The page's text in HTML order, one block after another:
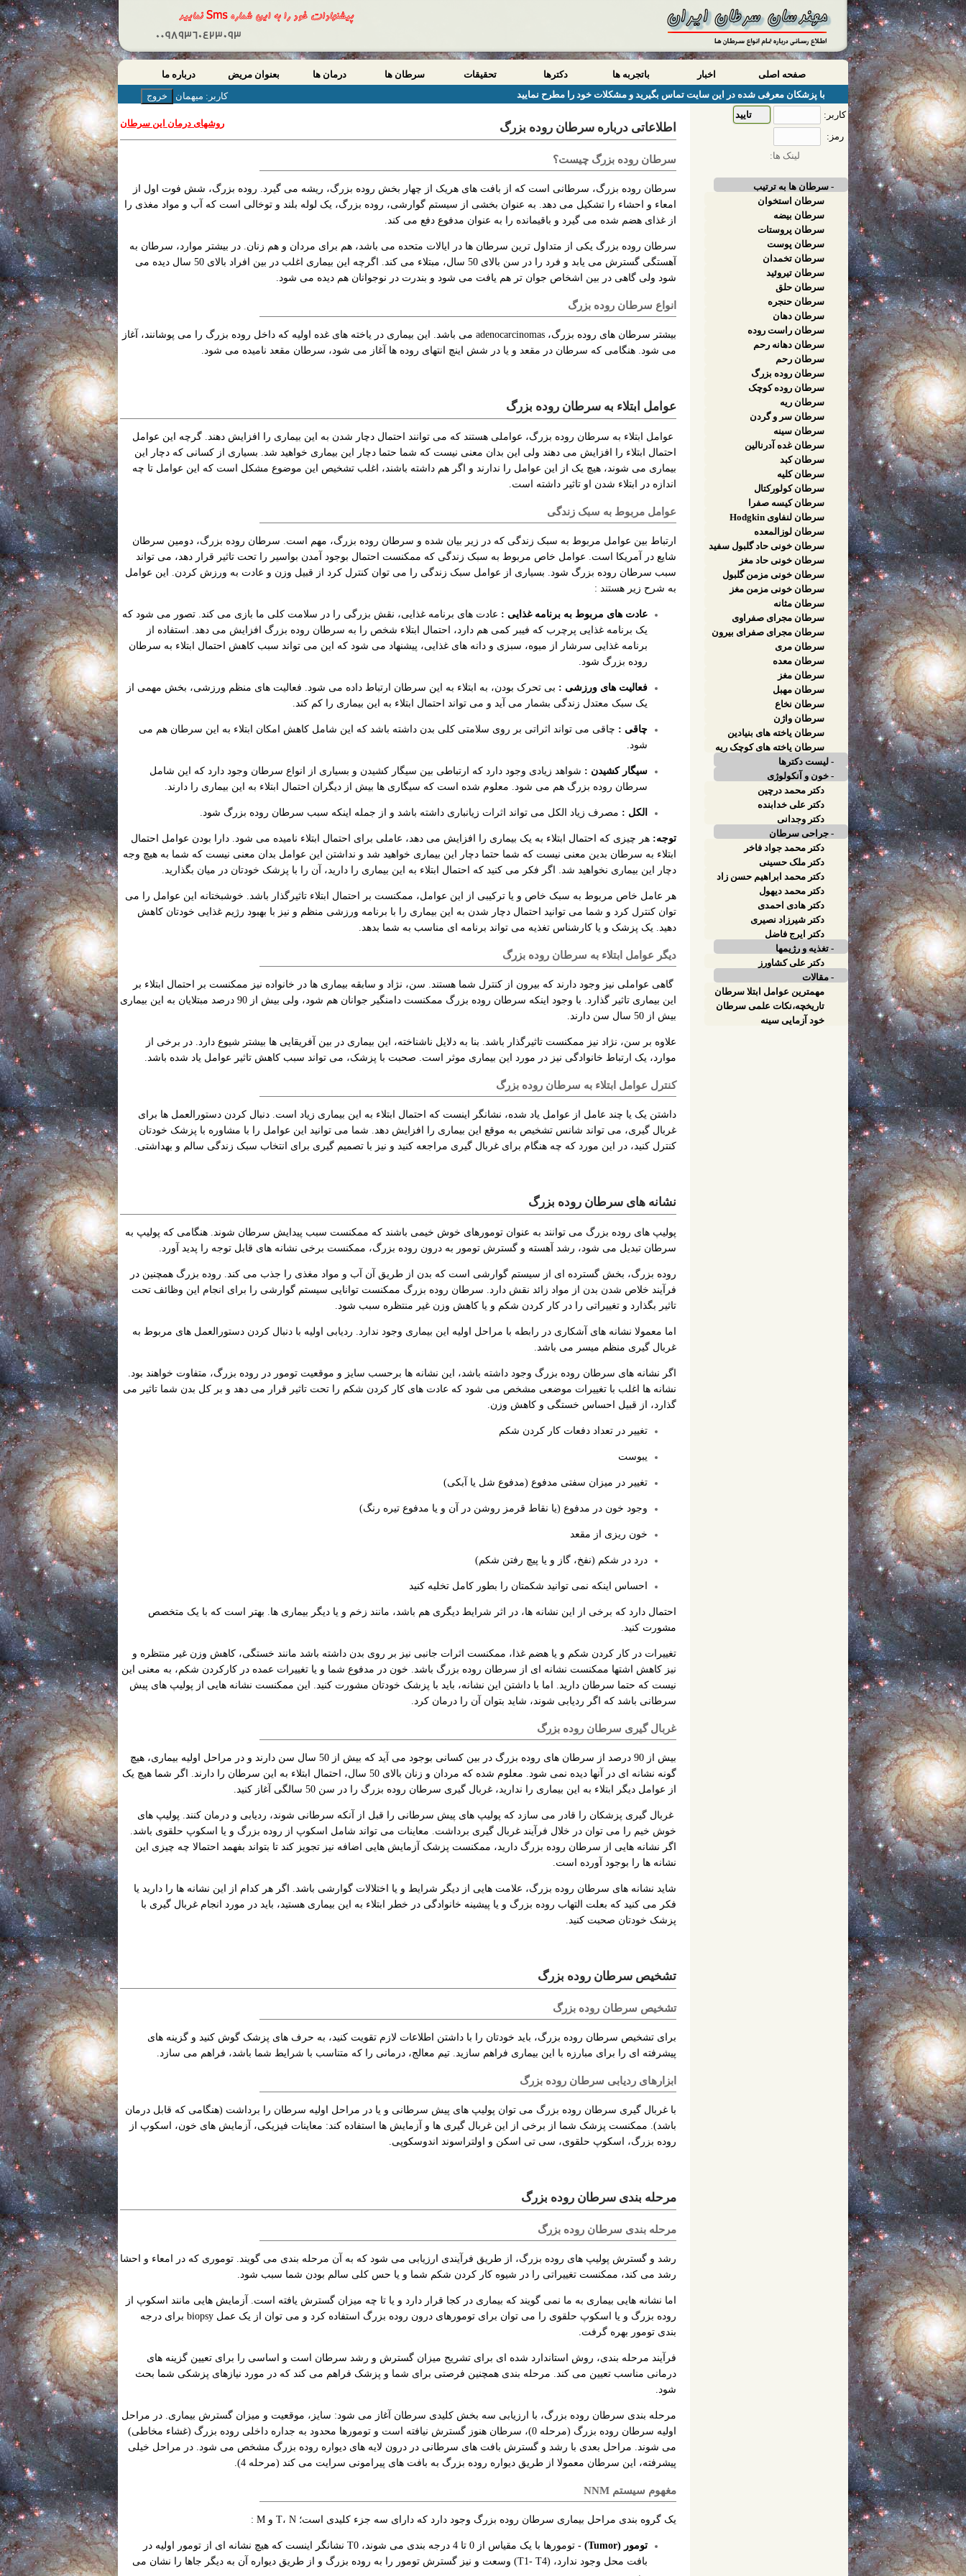
صفحه اصلی اخبار باتجربه ها دکترها تحقیقات سرطان ها درمان ها بعنوان مریض درباره ما
کاربر: میهمان با پزشکان معرفی شده در این سایت تماس بگیرید و مشکلات خود را مطرح نمایید
روشهای درمان این سرطان اطلاعاتی درباره سرطان روده بزرگ
سرطان روده بزرگ چیست؟
سرطان روده بزرگ، سرطانی است که از بافت های هریک از چهار بخش روده بزرگ، ریشه می گیرد. روده بزرگ، شش فوت اول از
امعاء و احشاء را تشکیل می دهد. به عنوان بخشی از سیستم گوارشی، روده بزرگ، یک لوله بلند و توخالی است که آب و مواد مغذی را
از غذای هضم شده می گیرد و باقیمانده را به عنوان مدفوع دفع می کند.
سرطان روده بزرگ یکی از متداول ترین سرطان ها در ایالات متحده می باشد، هم برای مردان و هم زنان. در بیشتر موارد، سرطان به
آهستگی گسترش می یابد و فرد را در سن بالای 50 سال، مبتلاء می کند. اگرچه این بیماری اغلب در بین افراد بالای 50 سال دیده می
شود ولی گاهی در بین اشخاص جوان تر هم یافت می شود و بندرت در نوجوانان هم دیده می شود.
انواع سرطان روده بزرگ
بیشتر سرطان های روده بزرگ، adenocarcinomas می باشد. این بیماری در یاخته های غده اولیه که داخل روده بزرگ را می پوشانند، آغاز
می شود. هنگامی که سرطان در مقعد و یا در شش اینچ انتهای روده ها آغاز می شود، سرطان مقعد نامیده می شود.
عوامل ابتلاء به سرطان روده بزرگ
عوامل ابتلاء به سرطان روده بزرگ، عواملی هستند که می توانند احتمال دچار شدن به این بیماری را افزایش دهند. گرچه این عوامل
احتمال ابتلاء را افزایش می دهند ولی این بدان معنی نیست که شما حتما دچار این بیماری خواهید شد. بسیاری از کسانی که دچار این
بیماری می شوند، هیچ یک از این عوامل را ندارند و اگر هم داشته باشند، اغلب تشخیص این موضوع مشکل است که این عوامل تا چه
اندازه در ابتلاء شدن او تاثیر داشته است.
عوامل مربوط به سبک زندگی
ارتباط بین عوامل مربوط به سبک زندگی که در زیر بیان شده و سرطان روده بزرگ، مهم است. سرطان روده بزرگ، دومین سرطان
شایع در آمریکا است. عوامل خاص مربوط به سبک زندگی که ممکنست احتمال بوجود آمدن بواسیر را تحت تاثیر قرار دهد، می تواند
سبب سرطان روده بزرگ شود. بسیاری از عوامل سبک زندگی را می توان کنترل کرد از قبیل وزن و عادت به ورزش کردن. این عوامل
به شرح زیر هستند :
عادت های مربوط به برنامه غذایی : عادت های برنامه غذایی، نقش بزرگی را در سلامت کلی ما بازی می کند. تصور می شود که
یک برنامه غذایی پرچرب که فیبر کمی هم دارد، احتمال ابتلاء شخص را به سرطان روده بزرگ افزایش می دهد. استفاده از
برنامه غذایی سرشار از میوه، سبزی و دانه های غذایی، پیشنهاد می شود که این می تواند سبب کاهش احتمال ابتلاء به سرطان
روده بزرگ شود.
فعالیت های ورزشی : بی تحرک بودن، به ابتلاء به این سرطان ارتباط داده می شود. فعالیت های منظم ورزشی، بخش مهمی از
یک سبک معتدل زندگی بشمار می آید و می تواند احتمال ابتلاء به این بیماری را کم کند.
چاقی : چاقی می تواند اثراتی بر روی سلامتی کلی بدن داشته باشد که این شامل کاهش امکان ابتلاء به این سرطان هم می
شود.
سیگار کشیدن : شواهد زیادی وجود دارد که ارتباطی بین سیگار کشیدن و بسیاری از انواع سرطان وجود دارد که این شامل
سرطان روده بزرگ هم می شود. معلوم شده است که سیگاری ها بیش از دیگران احتمال ابتلاء به این بیماری را دارند.
الکل : مصرف زیاد الکل می تواند اثرات زیانباری داشته باشد و از جمله اینکه سبب سرطان روده بزرگ شود.
توجه: هر چیزی که احتمال ابتلاء به یک بیماری را افزایش می دهد، عاملی برای احتمال ابتلاء نامیده می شود. دارا بودن عوامل احتمال
ابتلاء به سرطان بدین معنی نیست که شما حتما دچار این بیماری خواهید شد و نداشتن این عوامل بدان معنی نیست که شما به هیچ وجه
دچار این بیماری نخواهید شد. اگر فکر می کنید که احتمال ابتلاء به این بیماری را دارید، آن را با پزشک خودتان در میان بگذارید.
هر عامل خاص مربوط به سبک خاص و یا ترکیبی از این عوامل، ممکنست بر احتمال ابتلاء تاثیرگذار باشد. خوشبختانه این عوامل را می
توان کنترل کرد و شما می توانید احتمال دچار شدن به این بیماری را با برنامه ورزشی منظم و نیز با بهبود رژیم غذایی خودتان کاهش
دهید. یک پزشک و یا کارشناس تغذیه می تواند برنامه ای مناسب به شما بدهد.
دیگر عوامل ابتلاء به سرطان روده بزرگ
گاهی عواملی نیز وجود دارند که بیرون از کنترل شما هستند. سن، نژاد و سابقه بیماری ها در خانواده نیز ممکنست بر احتمال ابتلاء بر
این بیماری تاثیر گذارد. با وجود اینکه سرطان روده بزرگ ممکنست دامنگیر جوانان هم شود، ولی بیش از 90 درصد مبتلایان به این بیماری
بیش از 50 سال سن دارند.
علاوه بر سن، نژاد نیز ممکنست تاثیرگذار باشد. بنا به دلایل ناشناخته، این بیماری در بین آفریقایی ها بیشتر شیوع دارد. در برخی از
موارد، یک ارتباط خانوادگی نیز در مورد این بیماری موثر است. صحبت با پزشک، می تواند سبب کاهش تاثیر عوامل یاد شده باشد.
کنترل عوامل ابتلاء به سرطان روده بزرگ
داشتن یک یا چند عامل از عوامل یاد شده، نشانگر اینست که احتمال ابتلاء به این بیماری زیاد است. دنبال کردن دستورالعمل ها برای
غربال گیری، می تواند شانس تشخیص به موقع این بیماری را افزایش دهد. شما می توانید این عوامل را با مشاوره با پزشک خودتان
کنترل کنید، در این مورد که چه هنگام برای غربال گیری مراجعه کنید و نیز با تصمیم گیری برای انتخاب سبک زندگی سالم و بهداشتی.
نشانه های سرطان روده بزرگ
پولیپ های روده بزرگ می توانند به عنوان تومورهای خوش خیمی باشند که ممکنست سبب پیدایش سرطان شوند. هنگامی که پولیپ به
سرطان تبدیل می شود، رشد آهسته و گسترش تومور به درون روده بزرگ، ممکنست برخی نشانه های قابل توجه را پدید آورد.
روده بزرگ، بخش گسترده ای از سیستم گوارشی است که بدن از طریق آن آب و مواد مغذی را جذب می کند. روده بزرگ همچنین در
فرآیند خلاص شدن بدن از مواد زائد نقش دارد. سرطان روده بزرگ ممکنست توانایی سیستم گوارشی را برای انجام این وظائف تحت
تاثیر بگذارد و تغییراتی را در کار کردن شکم و یا کاهش وزن غیر منتظره سبب شود.
اما معمولا نشانه های آشکاری در رابطه با مراحل اولیه این بیماری وجود ندارد. ردیابی اولیه با دنبال کردن دستورالعمل های مربوط به
غربال گیری منظم میسر می باشد.
اگر نشانه های سرطان روده بزرگ وجود داشته باشد، این نشانه ها برحسب سایز و موقعیت تومور در روده بزرگ، متفاوت خواهند بود.
نشانه ها اغلب با تغییرات موضعی مشخص می شود که عادت های کار کردن شکم را تحت تاثیر قرار می دهد و بر کل بدن شما تاثیر می
گذارد، از قبیل احساس خستگی و کاهش وزن.
تغییر در تعداد دفعات کار کردن شکم
یبوست
تغییر در میزان سفتی مدفوع (مدفوع شل یا آبکی)
وجود خون در مدفوع (یا نقاط قرمز روشن در آن و یا مدفوع تیره رنگ)
خون ریزی از مقعد
درد در شکم (نفخ، گاز و یا پیچ رفتن شکم)
احساس اینکه نمی توانید شکمتان را بطور کامل تخلیه کنید
احتمال دارد که برخی از این نشانه ها، در اثر شرایط دیگری هم باشد، مانند زخم و یا دیگر بیماری ها. بهتر است که با یک متخصص
مشورت کنید.
تغییرات در کار کردن شکم و یا هضم غذا، ممکنست اثرات جانبی نیز بر روی بدن داشته باشد مانند خستگی، کاهش وزن غیر منتظره و
نیز کاهش اشتها ممکنست نشانه ای از سرطان روده بزرگ باشد. خون در مدفوع شما و یا تغییرات عمده در کارکردن شکم، به معنی این
نیست که حتما سرطان دارید. اما با داشتن این نشانه، باید با پزشک خودتان مشورت کنید. این ممکنست نشانه هایی از پولیپ های پیش
سرطانی باشد که اگر ردیابی شوند، شاید بتوان آن را درمان کرد.
غربال گیری سرطان روده بزرگ
بیش از 90 درصد از سرطان های روده بزرگ در بین کسانی بوجود می آید که بیش از 50 سال سن دارند و در مراحل اولیه بیماری، هیچ
گونه نشانه ای در آنها دیده نمی شود. معلوم شده که مردان و زنان بالای 50 سال، احتمال ابتلاء به این سرطان را دارند. اگر شما هیچ یک
از عوامل دیگر ابتلاء به این بیماری را ندارید، غربال گیری سرطان روده بزرگ را در سن 50 سالگی آغاز کنید.
غربال گیری پزشکان را قادر می سازد که پولیپ های پیش سرطانی را قبل از آنکه سرطانی شوند، ردیابی و درمان کنند. پولیپ های
خوش خیم را می توان در خلال فرآیند غربال گیری برداشت. معاینات می تواند شامل اسکوپ از روده بزرگ و یا اسکوپ حلقوی باشد.
اگر نشانه هایی از سرطان روده بزرگ دارید، ممکنست پزشک آزمایش هایی اضافه نیز تجویز کند تا بتواند بفهمد احتمالا چه چیزی این
نشانه ها را بوجود آورده است.
شاید نشانه های سرطان روده بزرگ، علامت هایی از دیگر شرایط و یا اختلالات گوارشی باشد. اگر هر کدام از این نشانه ها را دارید یا
فکر می کنید که بعلت التهاب روده بزرگ و یا پیشینه خانوادگی در خطر ابتلاء به این بیماری هستید، باید در مورد انجام غربال گیری با
پزشک خودتان صحبت کنید.
تشخیص سرطان روده بزرگ
تشخیص سرطان روده بزرگ
برای تشخیص سرطان روده بزرگ، باید خودتان را با داشتن اطلاعات لازم تقویت کنید، به حرف های پزشک گوش کنید و گزینه های
پیشرفته ای را برای مبارزه با این بیماری فراهم سازید. تیم معالج، درمانی را که متناسب با شرایط شما باشد، فراهم می سازد.
ابزارهای ردیابی سرطان روده بزرگ
با غربال گیری سرطان روده بزرگ می توان پولیپ های پیش سرطانی و یا در مراحل اولیه سرطان را برداشت (هنگامی که قابل درمان
باشد). ممکنست پزشک شما از برخی از این غربال گیری ها و آزمایش ها استفاده کند: معاینات فیزیکی، آزمایش های خون، اسکوپ از
روده بزرگ، اسکوپ حلقوی، سی تی اسکن و اولتراسوند اندوسکوپی.
مرحله بندی سرطان روده بزرگ
مرحله بندی سرطان روده بزرگ
رشد و گسترش پولیپ های روده بزرگ، از طریق فرآیندی ارزیابی می شود که به آن مرحله بندی می گویند. توموری که در امعاء و احشا
رشد می کند، ممکنست تغییراتی را در شیوه کار کردن شکم شما و یا حس کلی سالم بودن شما سبب شود.
اما نشانه هایی بیماری به ما نمی گویند که بیماری در کجا قرار دارد و یا تا چه میزان گسترش یافته است. آزمایش هایی مانند اسکوپ از
روده بزرگ و یا اسکوپ حلقوی را می توان برای تومورهای درون روده بزرگ استفاده کرد و می توان از یک عمل biopsy برای درجه
بندی تومور بهره گرفت.
فرآیند مرحله بندی، روش استاندارد شده ای برای تشریح میزان گسترش و رشد سرطان است و اساسی را برای تعیین گزینه های
درمانی مناسب تعیین می کند. مرحله بندی همچنین فرصتی برای شما و پزشک فراهم می کند که در مورد نیازهای پزشکی شما بحث
شود.
مرحله بندی سرطان روده بزرگ، با ارزیابی سه بخش کلیدی سرطان آغاز می شود: سایز، موقعیت و میزان گسترش بیماری. در مراحل
اولیه سرطان روده بزرگ (مرحله 0)، سرطان هنوز گسترش نیافته است و تومورها محدود به جداره داخلی روده بزرگ (غشاء مخاطی)
می شوند. مراحل بعدی با رشد و گسترش بافت های سرطانی در درون لایه های دیواره روده بزرگ مشخص می شود. در مراحل خیلی
پیشرفته، این سرطان معمولا از طریق دیواره روده بزرگ به بافت های پیرامونی سرایت می کند (مرحله 4).
مغهوم سیستم NNM
یک گروه بندی مراحل بیماری سرطان روده بزرگ وجود دارد که دارای سه جزء کلیدی است؛ T، N و M :
تومور (Tumor) -
تومورها با یک مقیاس از 0 تا 4 درجه بندی می شوند، T0 نشانگر اینست که هیچ نشانه ای از تومور اولیه در
بافت محل وجود ندارد، (T1- T4) وسعت و نیز گسترش تومور را به روده بزرگ و از طریق دیواره آن به دیگر جاها را نشان می
کاربر:
رمز:
لینک ها:
- سرطان ها به ترتیب
سرطان استخوان
سرطان بیضه
سرطان پروستات
سرطان پوست
سرطان تخمدان
سرطان تیروئید
سرطان حلق
سرطان حنجره
سرطان دهان
سرطان راست روده
سرطان دهانه رحم
سرطان رحم
سرطان روده بزرگ
سرطان روده کوچک
سرطان ریه
سرطان سر و گردن
سرطان سینه
سرطان غده آدرنالین
سرطان کبد
سرطان کلیه
سرطان کولورکتال
سرطان کیسه صفرا
سرطان لنفاوی Hodgkin
سرطان لوزالمعده
سرطان خونی حاد گلبول سفید
سرطان خونی حاد مغز
استخوان
سرطان خونی مزمن گلبول
سفید
سرطان خونی مزمن مغز
استخوان
سرطان مثانه
سرطان مجرای صفراوی
سرطان مجرای صفرای بیرون
کبدی
سرطان مری
سرطان معده
سرطان مغز
سرطان مهبل
سرطان نخاع
سرطان واژن
سرطان یاخته های بنیادین
پوست
سرطان یاخته های کوچک ریه
- لیست دکترها
- خون و آنکولوژی
دکتر محمد درچین
دکتر علی خدابنده
دکتر وجدانی
- جراحی سرطان
دکتر محمد جواد فاخر
دکتر ملک حسینی
دکتر محمد ابراهیم حسن زاد
دکتر محمد دیهول
دکتر هادی احمدی
دکتر شیرزاد نصیری
دکتر ایرج فاضل
- تغذیه و رژیمها
دکتر علی کشاورز
- مقالات
مهمترین عوامل ابتلا سرطان
تاریخچه،نکات علمی سرطان
خود آزمایی سینه